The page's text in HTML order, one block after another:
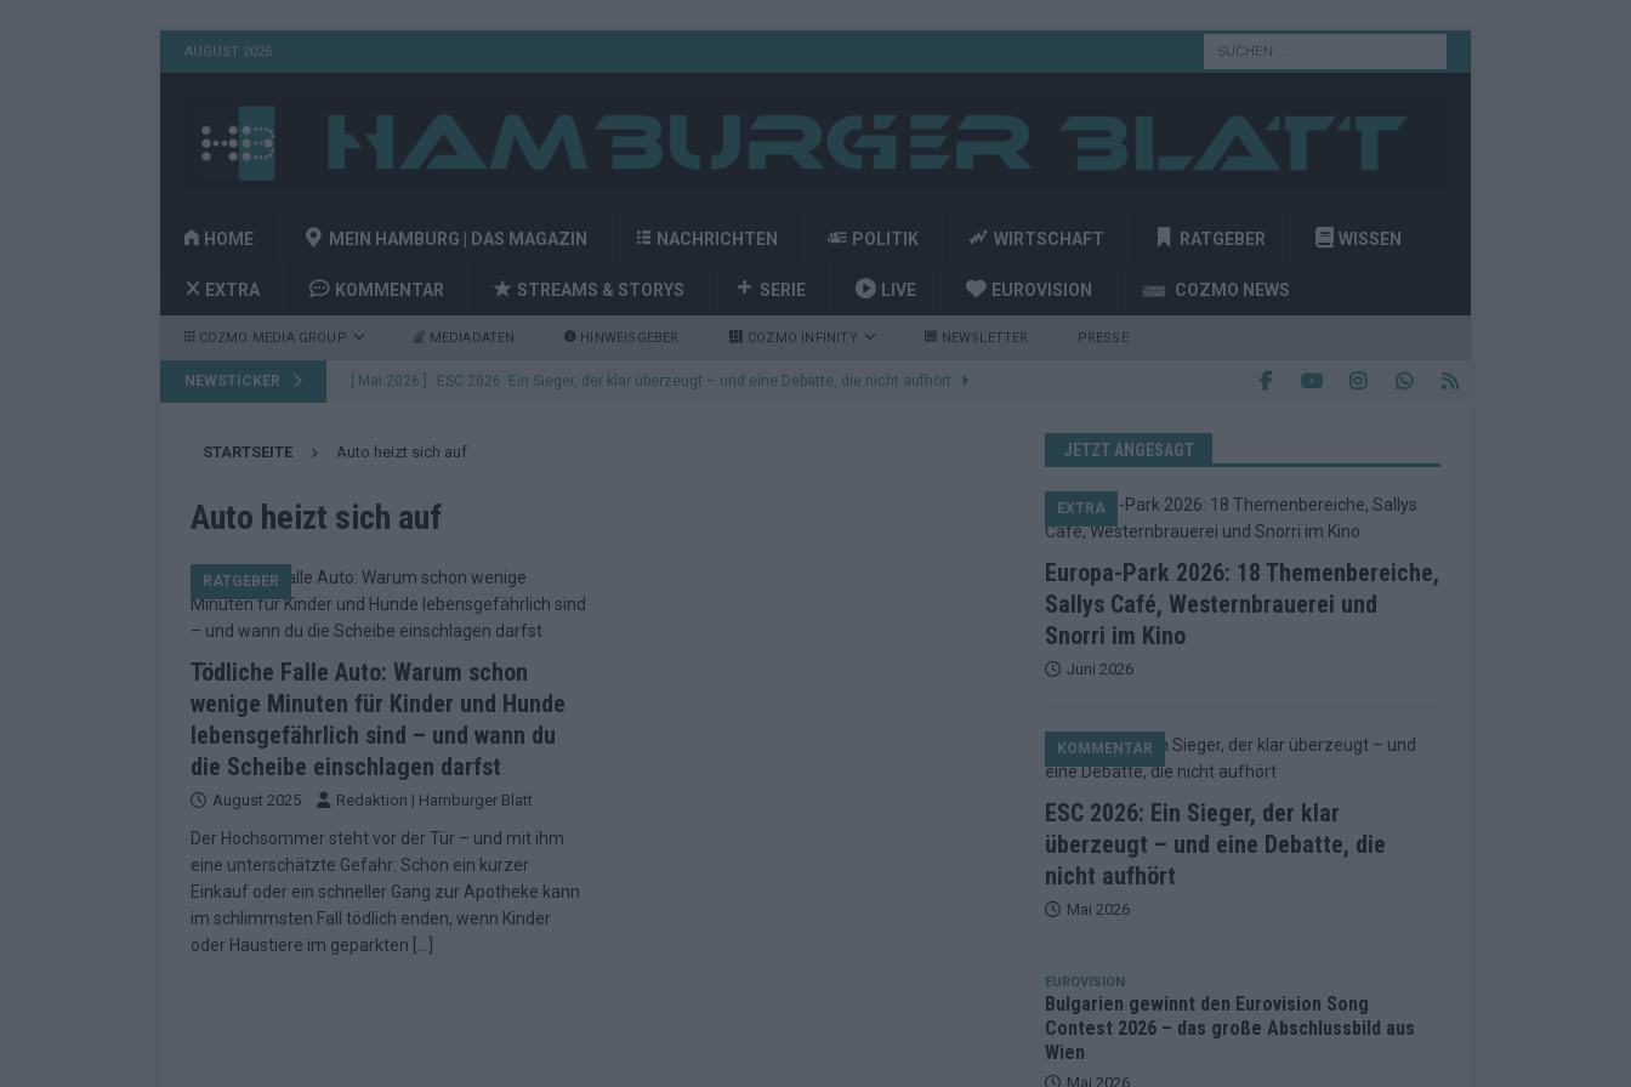
AUGUST 2026
HOME MEIN HAMBURG | DAS MAGAZIN NACHRICHTEN POLITIK WIRTSCHAFT RATGEBER WISSEN
EXTRA KOMMENTAR STREAMS & STORYS SERIE LIVE EUROVISION COZMO NEWS
COZMO MEDIA GROUP MEDIADATEN HINWEISGEBER COZMO INFINITY NEWSLETTER PRESSE
NEWSTICKER [ Mai 2026 ] Bulgarien gewinnt den Eurovision Song Contest 2026 – das große Abschlussbild
Highlights
2026 im Überblick EUROVISION
[ Mai 2026 ] Alle 25 ESC-Finalisten auf dem Prüfstand: Stärken, Schwächen und unsere Tipps
KOMMENTAR
[ Mai 2026 ] Vier Sieger gleichzeitig, Manipulationsverdacht, Jury-Comeback: Die turbulente
[ Mai 2026 ] Das Warten hat ein Ende: ESC 2026 – alle 26 Finalteilnehmer für Wien im Überblick
EUROVISION
[ Mai 2026 ] „Unknown“ war stark, der Rest war nett: Das zweite ESC-Halbfinale im
redaktionellen Urteil KOMMENTAR
[ Mai 2026 ]
STARTSEITE Auto heizt sich auf
Auto heizt sich auf
RATGEBER
Tödliche Falle Auto: Warum schon
wenige Minuten für Kinder und Hunde
lebensgefährlich sind – und wann du
die Scheibe einschlagen darfst
August 2025 Redaktion | Hamburger Blatt
Der Hochsommer steht vor der Tür – und mit ihm
eine unterschätzte Gefahr: Schon ein kurzer
Einkauf oder ein schneller Gang zur Apotheke kann
im schlimmsten Fall tödlich enden, wenn Kinder
oder Haustiere im geparkten
JETZT ANGESAGT
Europa-Park 2026: 18 Themenbereiche,
Sallys Café, Westernbrauerei und
Snorri im Kino
EXTRA
Juni 2026
ESC 2026: Ein Sieger, der klar
überzeugt – und eine Debatte, die
nicht aufhört
KOMMENTAR
Mai 2026
EUROVISION
Bulgarien gewinnt den Eurovision Song
Contest 2026 – das große Abschlussbild aus
Wien
Mai 2026